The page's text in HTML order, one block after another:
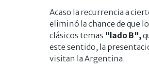
Acaso la recurrencia a
eliminó la chance de que
clásicos temas "lado B",
este sentido, la
visitan la Argentina.